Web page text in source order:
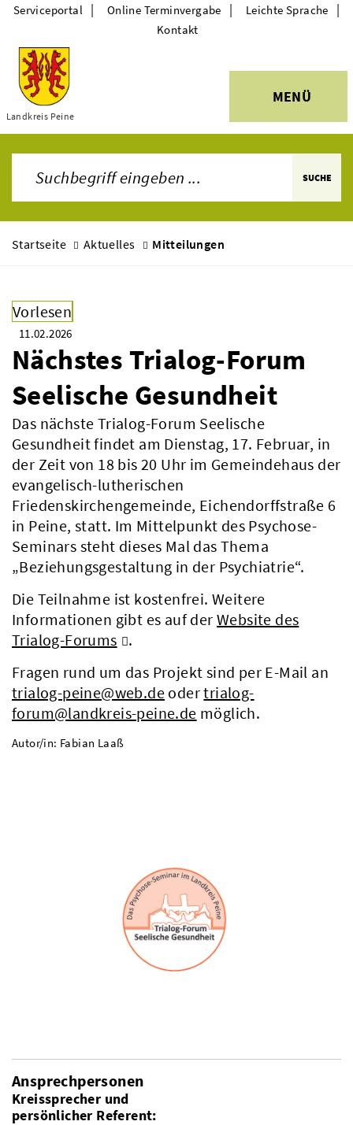
Themen
Landkreis Peine
MENÜ
Serviceportal | Online Terminvergabe | Leichte Sprache |
Kontakt
SUCHE
Startseite Aktuelles Mitteilungen
Vorlesen
11.02.2026
Nächstes Trialog-Forum
Seelische Gesundheit
Das nächste Trialog-Forum Seelische
Gesundheit findet am Dienstag, 17. Februar, in
der Zeit von 18 bis 20 Uhr im Gemeindehaus der
evangelisch-lutherischen
Friedenskirchengemeinde, Eichendorffstraße 6
in Peine, statt. Im Mittelpunkt des Psychose-
Seminars steht dieses Mal das Thema
„Beziehungsgestaltung in der Psychiatrie“.
Die Teilnahme ist kostenfrei. Weitere
Informationen gibt es auf der Website des
Trialog-Forums
.
Fragen rund um das Projekt sind per E-Mail an
trialog-peine@web.de odertrialog-
forum@landkreis-peine.de möglich.
Autor/in: Fabian Laaß
Ansprechpersonen
Kreissprecher und
persönlicher Referent: